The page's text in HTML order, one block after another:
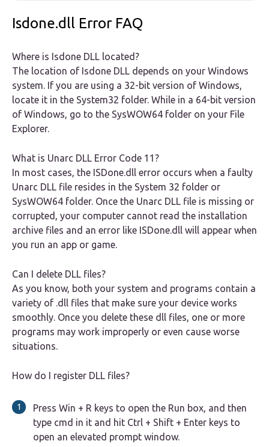
Isdone.dll Error FAQ
Where is Isdone DLL located?
The location of Isdone DLL depends on your Windows
system. If you are using a 32-bit version of Windows,
locate it in the System32 folder. While in a 64-bit version
of Windows, go to the SysWOW64 folder on your File
Explorer.
What is Unarc DLL Error Code 11?
In most cases, the ISDone.dll error occurs when a faulty
Unarc DLL file resides in the System 32 folder or
SysWOW64 folder. Once the Unarc DLL file is missing or
corrupted, your computer cannot read the installation
archive files and an error like ISDone.dll will appear when
you run an app or game.
Can I delete DLL files?
As you know, both your system and programs contain a
variety of .dll files that make sure your device works
smoothly. Once you delete these dll files, one or more
programs may work improperly or even cause worse
situations.
How do I register DLL files?
Press Win + R keys to open the Run box, and then
type cmd in it and hit Ctrl + Shift + Enter keys to
open an elevated prompt window.